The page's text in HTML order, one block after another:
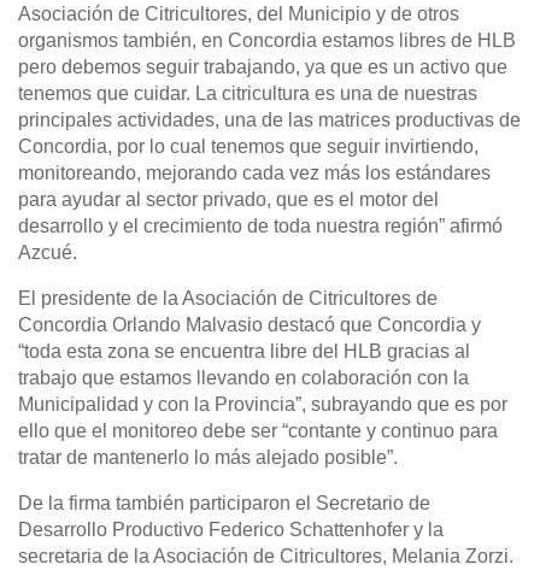
Asociación de Citricultores, del Municipio y de otros
organismos también, en Concordia estamos libres de HLB
pero debemos seguir trabajando, ya que es un activo que
tenemos que cuidar. La citricultura es una de nuestras
principales actividades, una de las matrices productivas de
Concordia, por lo cual tenemos que seguir invirtiendo,
monitoreando, mejorando cada vez más los estándares
para ayudar al sector privado, que es el motor del
desarrollo y el crecimiento de toda nuestra región” afirmó
Azcué.
El presidente de la Asociación de Citricultores de
Concordia Orlando Malvasio destacó que Concordia y
“toda esta zona se encuentra libre del HLB gracias al
trabajo que estamos llevando en colaboración con la
Municipalidad y con la Provincia”, subrayando que es por
ello que el monitoreo debe ser “contante y continuo para
tratar de mantenerlo lo más alejado posible”.
De la firma también participaron el Secretario de
Desarrollo Productivo Federico Schattenhofer y la
secretaria de la Asociación de Citricultores, Melania Zorzi.